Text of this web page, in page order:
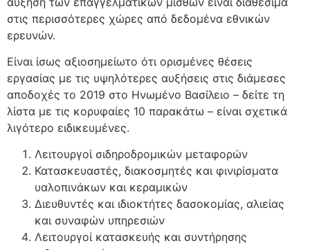
στις περισσότερες χώρες από δεδομένα εθνικών
ερευνών.
Είναι ίσως αξιοσημείωτο ότι ορισμένες θέσεις
εργασίας με τις υψηλότερες αυξήσεις στις διάμεσες
αποδοχές το 2019 στο Ηνωμένο Βασίλειο – δείτε τη
λίστα με τις κορυφαίες 10 παρακάτω – είναι σχετικά
λιγότερο ειδικευμένες.
Λειτουργοί σιδηροδρομικών μεταφορών
Κατασκευαστές, διακοσμητές και φινιρίσματα
υαλοπινάκων και κεραμικών
Διευθυντές και ιδιοκτήτες δασοκομίας, αλιείας
και συναφών υπηρεσιών
Λειτουργοί κατασκευής και συντήρησης